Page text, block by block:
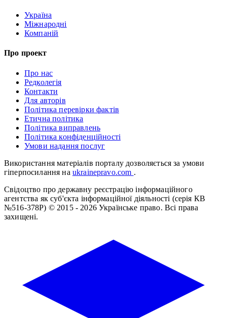
Україна
Міжнародні
Компаній
Про проект
Про нас
Редколегія
Контакти
Для авторів
Політика перевірки фактів
Етична політика
Політика виправлень
Політика конфіденційності
Умови надання послуг
Використання матеріалів порталу дозволяється за умови
гіперпосилання на ukrainepravo.com .
Свідоцтво про державну реєстрацію інформаційного
агентства як суб'єкта інформаційної діяльності (серія КВ
№516-378Р) © 2015 - 2026 Українське право. Всі права
захищені.